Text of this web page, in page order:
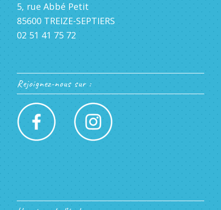
5, rue Abbé Petit
85600 TREIZE-SEPTIERS
02 51 41 75 72
Rejoignez-nous sur :